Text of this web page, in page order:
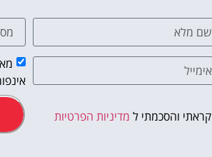
קראתי והסכמתי ל מדיניות הפרטיות